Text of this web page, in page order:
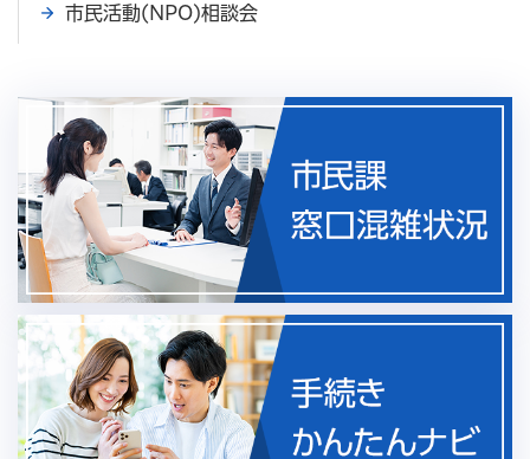
市民活動(NPO)相談会